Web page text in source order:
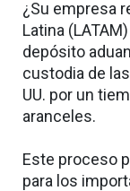
¿Su empresa
Latina
depósito
custodia de
UU. por un
aranceles.
Este proceso
para los